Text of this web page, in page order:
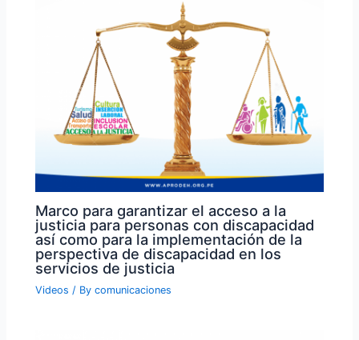
Marco para garantizar el acceso a la
justicia para personas con discapacidad
así como para la implementación de la
perspectiva de discapacidad en los
servicios de justicia
Videos / Bycomunicaciones